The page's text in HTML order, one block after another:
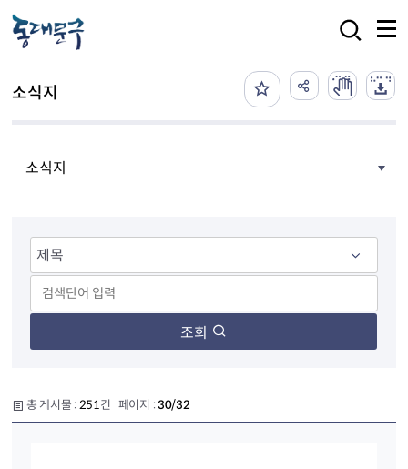
소식지
소식지
조회
총 게시물 : 251건 페이지 :30/32